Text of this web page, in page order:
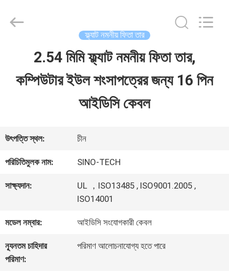
ভিডিও
আমাদের
সম্বন্ধে
কারখানা
পরিদর্শন
Media
Reserved.
ফ্ল্যাট নমনীয় ফিতা তার
2.54 মিমি ফ্ল্যাট নমনীয় ফিতা তার,
কম্পিউটার ইউল শংসাপত্রের জন্য 16 পিন
আইডিসি কেবল
উৎপত্তি স্থল: চীন
পরিচিতিমুলক নাম: SINO-TECH
সাক্ষ্যদান:
UL ，ISO13485 , ISO9001.2005 ,
ISO14001
মডেল নম্বার: আইডিসি সংযোগকারী কেবল
ন্যূনতম চাহিদার
পরিমাণ:
পরিমাণ আলোচনাযোগ্য হতে পারে